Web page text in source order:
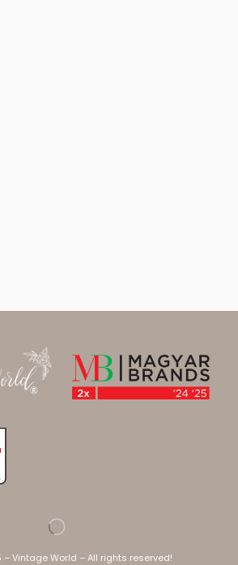
Vintage World – All rights reserved!